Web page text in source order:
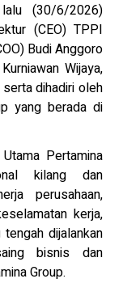
(30/6/2026)
(CEO) TPPI
Budi Anggoro
Wijaya,
dihadiri oleh
yang berada di
Pertamina
kilang dan
perusahaan,
kerja,
dijalankan
bisnis dan
Group.